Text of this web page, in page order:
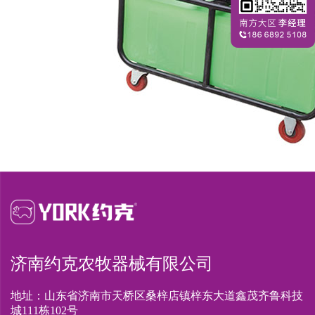
济南约克农牧器械有限公司
地址：山东省济南市天桥区桑梓店镇梓东大道鑫茂齐鲁科技
城111栋102号